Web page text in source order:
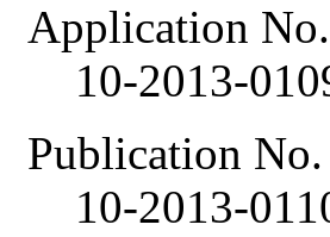
Application No.
10-2013-
Publication No.
10-2013-